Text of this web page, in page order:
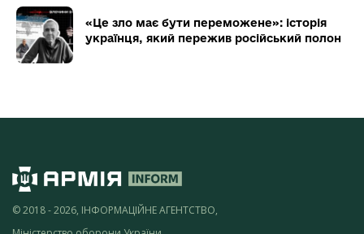
«Це зло має бути переможене»: історія
українця, який пережив російський полон
© 2018 - 2026, ІНФОРМАЦІЙНЕ АГЕНТСТВО,